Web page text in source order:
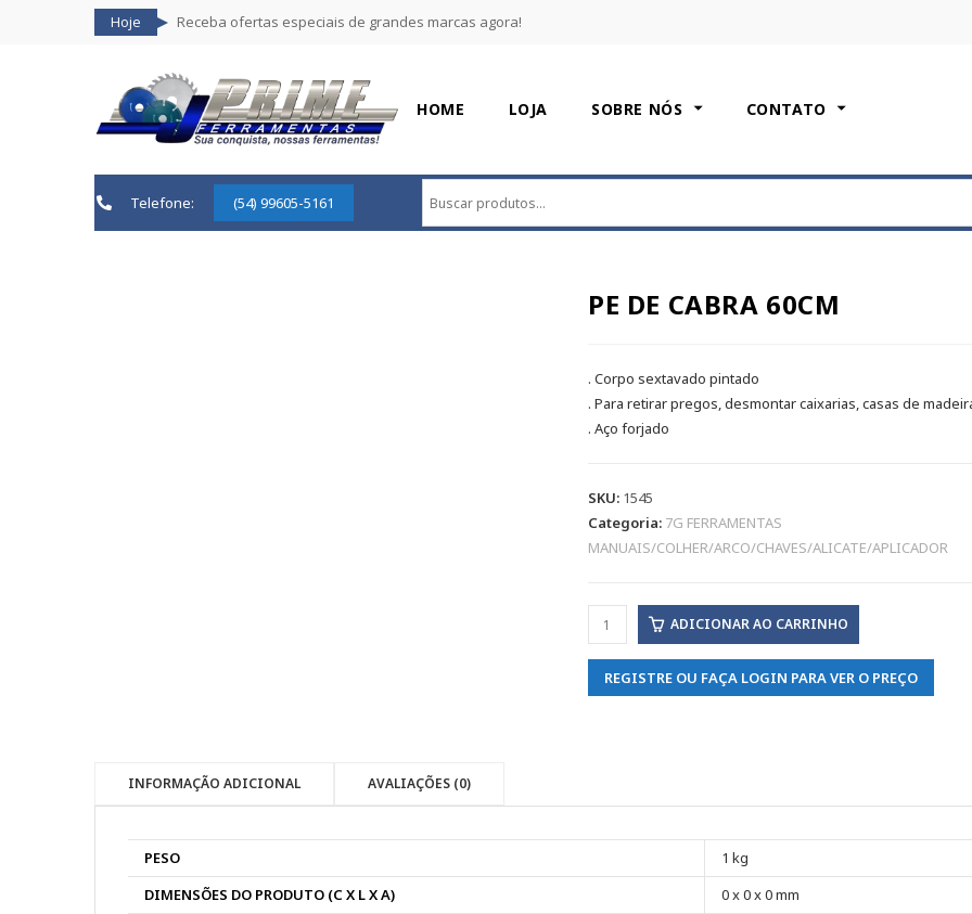
Hoje Receba ofertas especiais de grandes marcas agora!
HOME LOJA SOBRE NÓS CONTATO
Telefone: (54) 99605-5161
PE DE CABRA 60CM
. Corpo sextavado pintado
. Para retirar pregos, desmontar caixarias, casas de
. Aço forjado
SKU: 1545
Categoria: 7G FERRAMENTAS
MANUAIS/COLHER/ARCO/CHAVES/ALICATE/APLICADOR
ADICIONAR AO CARRINHO
REGISTRE OU FAÇA LOGIN PARA VER O PREÇO
INFORMAÇÃO ADICIONAL AVALIAÇÕES (0)
PESO
1 kg
DIMENSÕES DO PRODUTO (C X L X A)
0 x 0 x 0 mm